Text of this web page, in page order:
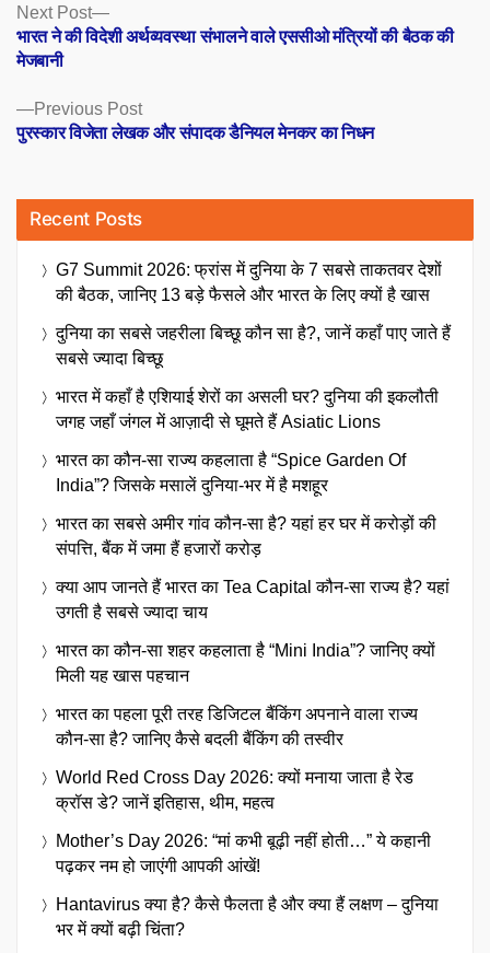
Posts
navigation
Previous PostPrevious
post:
पुरस्कार विजेता लेखक और संपादक डैनियल मेनकर का निधन
Next Post
Next
post:
भारत ने की विदेशी अर्थव्यवस्था संभालने वाले एससीओ मंत्रियों की बैठक की
मेजबानी
Recent Posts
G7 Summit 2026: फ्रांस में दुनिया के 7 सबसे ताकतवर देशों
की बैठक, जानिए 13 बड़े फैसले और भारत के लिए क्यों है खास
दुनिया का सबसे जहरीला बिच्छू कौन सा है?, जानें कहाँ पाए जाते हैं
सबसे ज्यादा बिच्छू
भारत में कहाँ है एशियाई शेरों का असली घर? दुनिया की इकलौती
जगह जहाँ जंगल में आज़ादी से घूमते हैं Asiatic Lions
भारत का कौन-सा राज्य कहलाता है “Spice Garden Of
India”? जिसके मसालें दुनिया-भर में है मशहूर
भारत का सबसे अमीर गांव कौन-सा है? यहां हर घर में करोड़ों की
संपत्ति, बैंक में जमा हैं हजारों करोड़
क्या आप जानते हैं भारत का Tea Capital कौन-सा राज्य है? यहां
उगती है सबसे ज्यादा चाय
भारत का कौन-सा शहर कहलाता है “Mini India”? जानिए क्यों
मिली यह खास पहचान
भारत का पहला पूरी तरह डिजिटल बैंकिंग अपनाने वाला राज्य
कौन-सा है? जानिए कैसे बदली बैंकिंग की तस्वीर
World Red Cross Day 2026: क्यों मनाया जाता है रेड
क्रॉस डे? जानें इतिहास, थीम, महत्व
Mother’s Day 2026: “मां कभी बूढ़ी नहीं होती…” ये कहानी
पढ़कर नम हो जाएंगी आपकी आंखें!
Hantavirus क्या है? कैसे फैलता है और क्या हैं लक्षण – दुनिया
भर में क्यों बढ़ी चिंता?